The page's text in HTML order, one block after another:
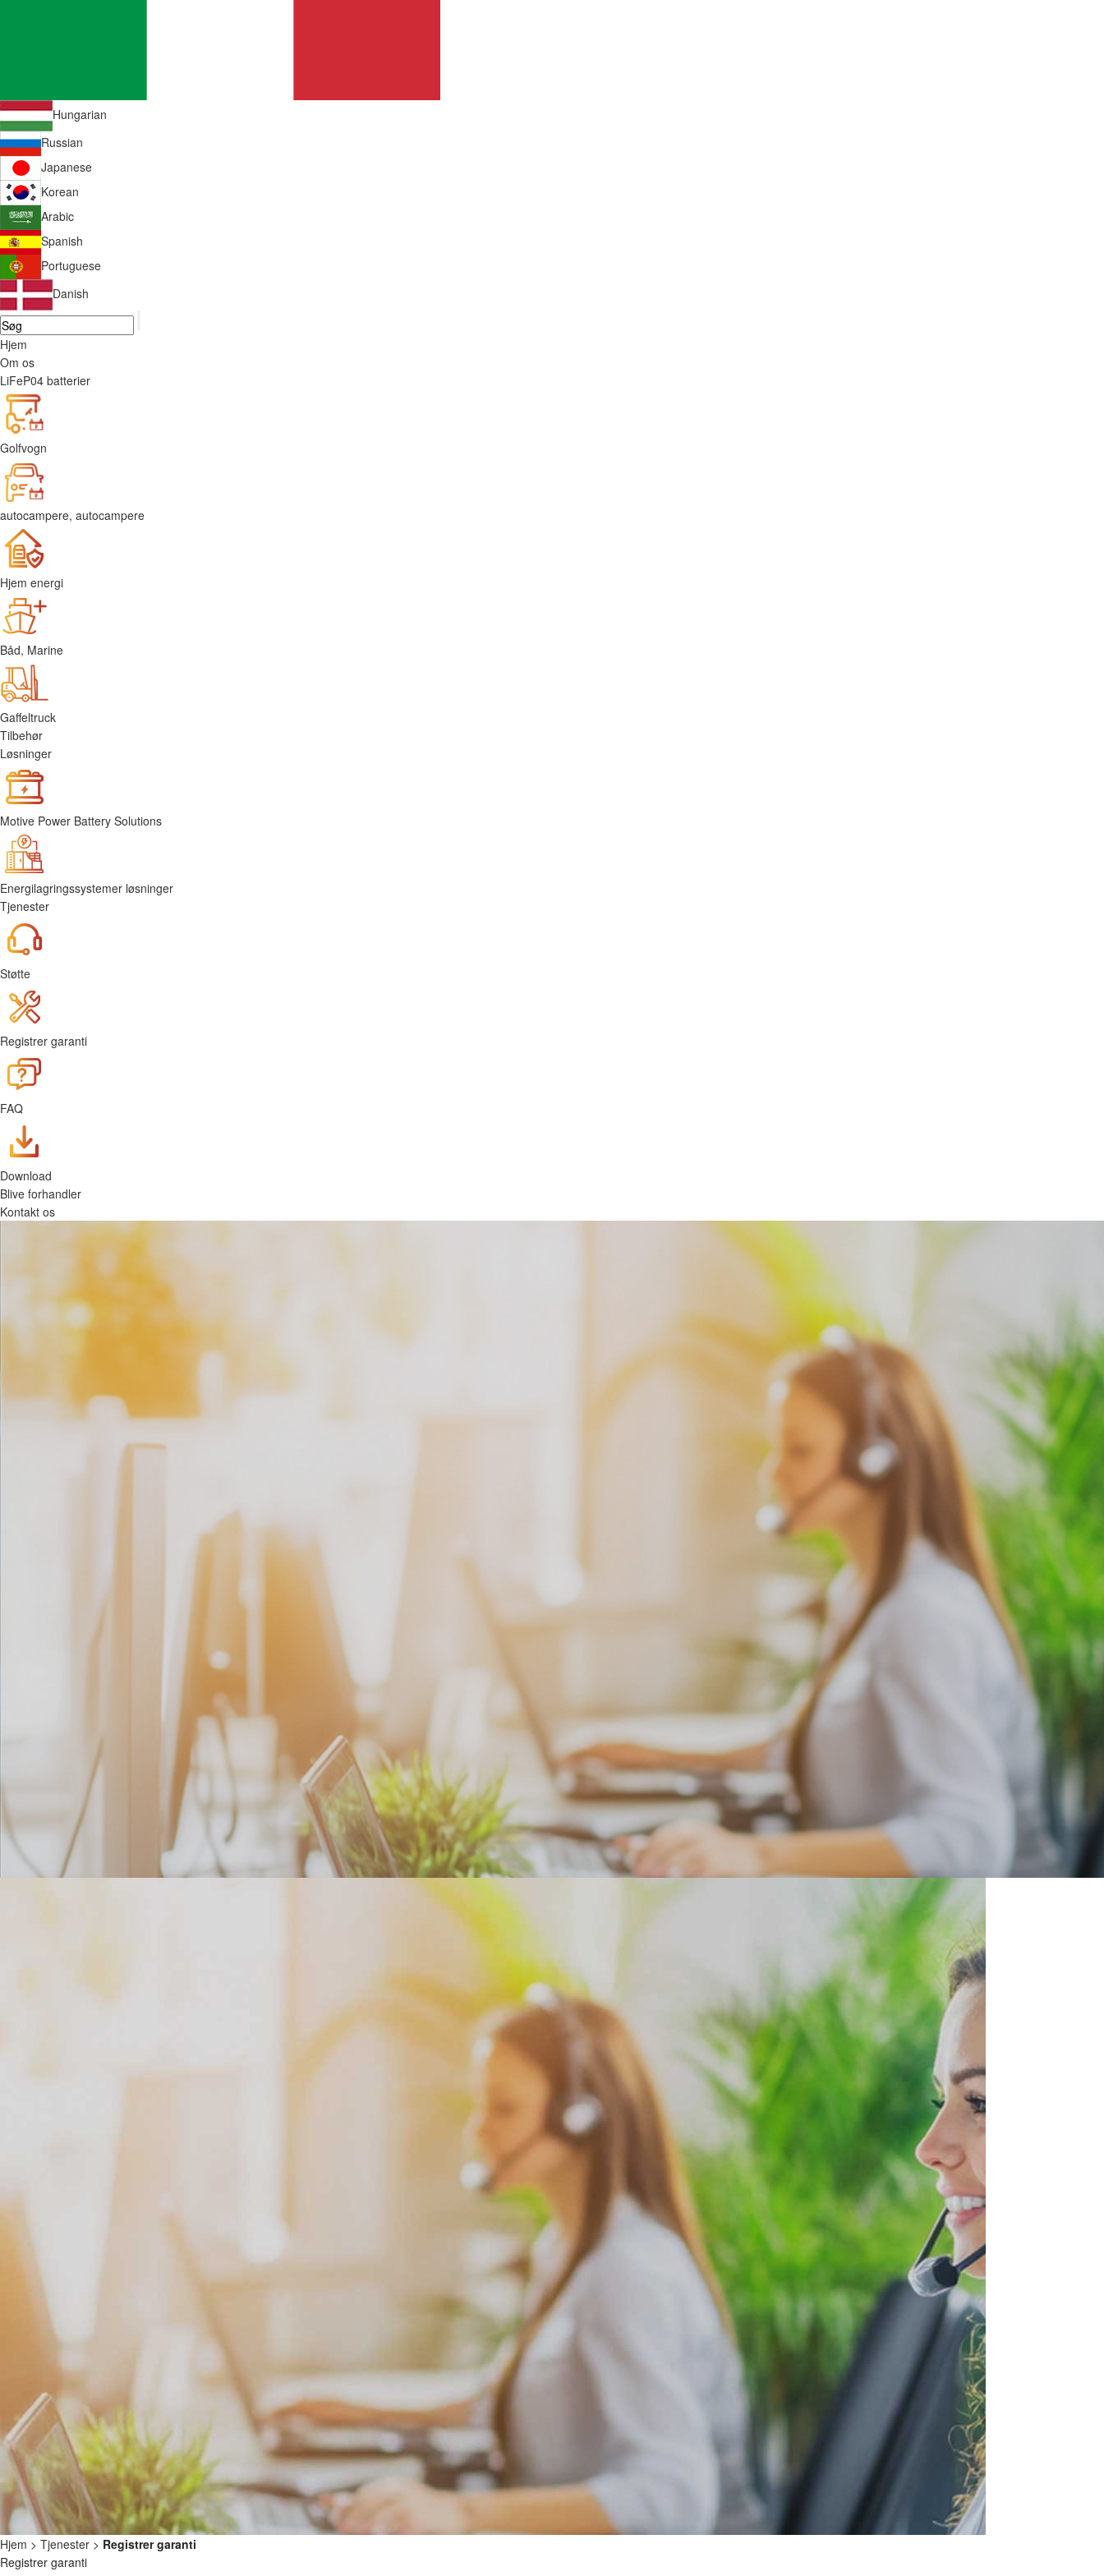
Hungarian
Russian
Japanese
Korean
Arabic
Spanish
Portuguese
Danish
Hjem
Om os
LiFeP04 batterier
Golfvogn
autocampere, autocampere
Hjem energi
Båd, Marine
Gaffeltruck
Tilbehør
Løsninger
Motive Power Battery Solutions
Energilagringssystemer løsninger
Tjenester
Støtte
Registrer garanti
FAQ
Download
Blive forhandler
Kontakt os
Hjem > Tjenester > Registrer garanti
Registrer garanti